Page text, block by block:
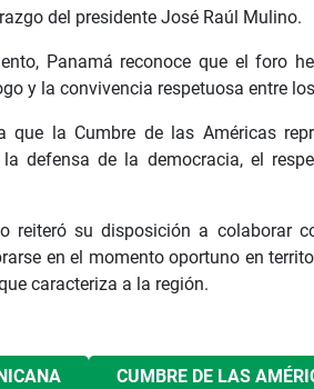
del presidente José Raúl Mulino.
Panamá reconoce que el foro
y la convivencia respetuosa entre
que la Cumbre de las Américas
la defensa de la democracia, el
reiteró su disposición a colaborar
en el momento oportuno en
caracteriza a la región.
CUMBRE DE LAS